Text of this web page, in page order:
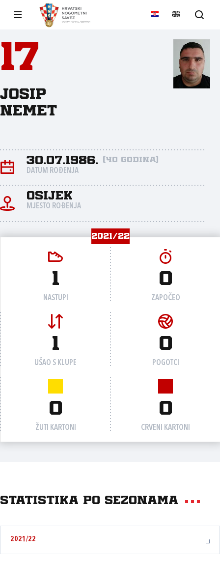
17
Josip
Nemet
30.07.1986. (40 godina)
DATUM ROĐENJA
Osijek
MJESTO ROĐENJA
2021/22
1
NASTUPI
0
ZAPOČEO
1
UŠAO S KLUPE
0
POGOTCI
0
ŽUTI KARTONI
0
CRVENI KARTONI
Statistika po sezonama
2021/22